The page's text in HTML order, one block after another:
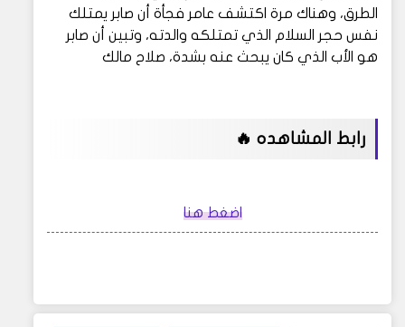
الطرق، وهناك مرة اكتشف عامر فجأة أن صابر يمتلك
نفس حجر السلام الذي تمتلكه والدته، وتبين أن صابر
هو الأب الذي كان يبحث عنه بشدة، صلاح مالك
رابط المشاهده 🔥
اضغط هنا